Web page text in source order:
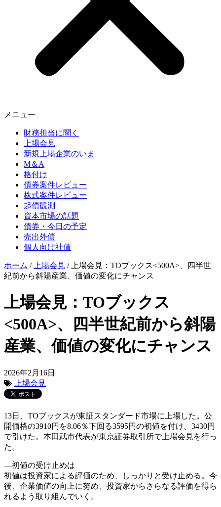
メニュー
財務担当に聞く
上場会見
新規上場企業のいま
M＆A
格付け
債券案件レビュー
株式案件レビュー
起債観測
資本市場の話題
債券・今日の予定
売出外債
個人向け社債
ホーム / 上場会見 /
上場会見：TOブックス<500A>、四半世
紀前から斜陽産業、価値の変化にチャンス
上場会見：TOブックス
<500A>、四半世紀前から斜陽
産業、価値の変化にチャンス
2026年2月16日
上場会見
13日、TOブックスが東証スタンダード市場に上場した。公
開価格の3910円を8.06％下回る3595円の初値を付け、3430円
で引けた。本田武市代表が東京証券取引所で上場会見を行っ
た。
―初値の受け止めは
初値は投資家による評価のため、しっかりと受け止める。今
後、企業価値の向上に努め、投資家からさらなる評価を得ら
れるよう取り組んでいく。